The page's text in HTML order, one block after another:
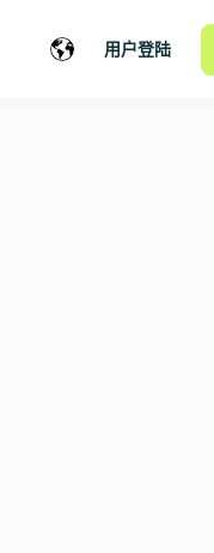
用户登陆